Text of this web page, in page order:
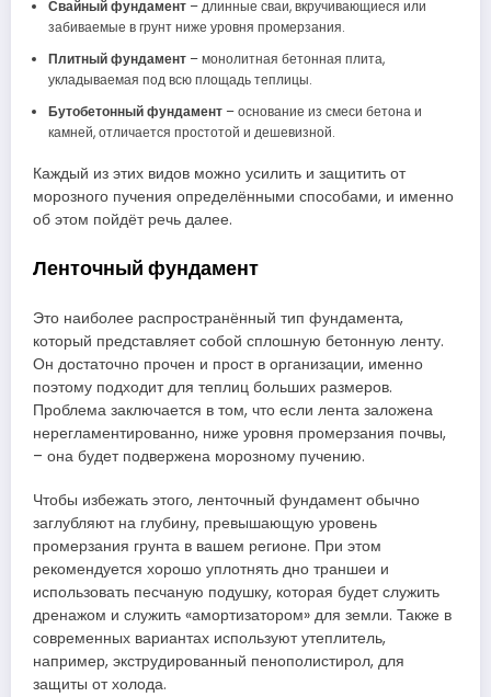
Свайный фундамент– длинные сваи, вкручивающиеся или
забиваемые в грунт ниже уровня промерзания.
Плитный фундамент– монолитная бетонная плита,
укладываемая под всю площадь теплицы.
Бутобетонный фундамент– основание из смеси бетона и
камней, отличается простотой и дешевизной.
Каждый из этих видов можно усилить и защитить от
морозного пучения определёнными способами, и именно
об этом пойдёт речь далее.
Ленточный фундамент
Это наиболее распространённый тип фундамента,
который представляет собой сплошную бетонную ленту.
Он достаточно прочен и прост в организации, именно
поэтому подходит для теплиц больших размеров.
Проблема заключается в том, что если лента заложена
нерегламентированно, ниже уровня промерзания почвы,
– она будет подвержена морозному пучению.
Чтобы избежать этого, ленточный фундамент обычно
заглубляют на глубину, превышающую уровень
промерзания грунта в вашем регионе. При этом
рекомендуется хорошо уплотнять дно траншеи и
использовать песчаную подушку, которая будет служить
дренажом и служить «амортизатором» для земли. Также в
современных вариантах используют утеплитель,
например, экструдированный пенополистирол, для
защиты от холода.